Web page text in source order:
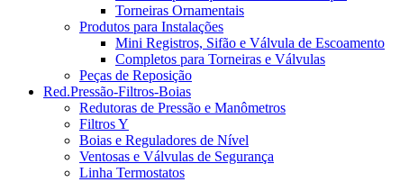
Torneiras Ornamentais
Produtos para Instalações
Mini Registros, Sifão e Válvula de Escoamento
Completos para Torneiras e Válvulas
Peças de Reposição
Red.Pressão-Filtros-Boias
Redutoras de Pressão e Manômetros
Filtros Y
Boias e Reguladores de Nível
Ventosas e Válvulas de Segurança
Linha Termostatos